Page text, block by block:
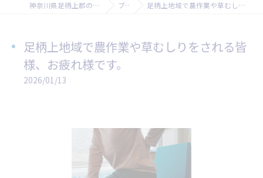
神奈川県足柄上郡の腰痛なら足柄上整体院 ブログ 足柄上地域で農作業や草むしりをされる皆様、お疲れ様です。
足柄上地域で農作業や草むしりをされる皆
様、お疲れ様です。
2026/01/13